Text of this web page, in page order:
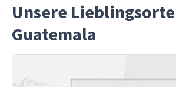
Unsere
Guatemala